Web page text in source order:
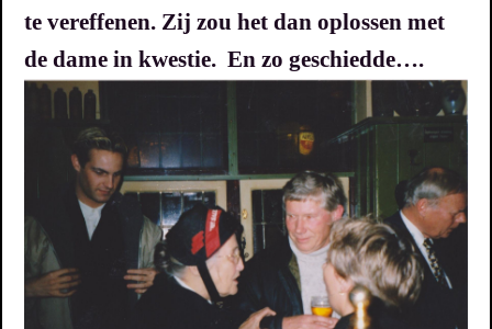
te vereffenen. Zij zou het dan oplossen met
de dame in kwestie. En zo geschiedde….